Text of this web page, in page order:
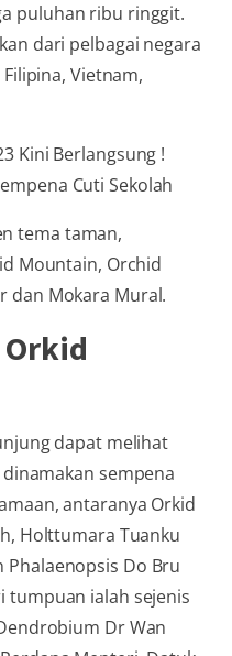
puluhan ribu ringgit.
dari pelbagai negara
Vietnam,
tema taman,
Mountain, Orchid
dan Mokara Mural.
dapat melihat
sempena
antaranya Orkid
Holttumara Tuanku
Phalaenopsis Do Bru
tumpuan ialah sejenis
Dr Wan